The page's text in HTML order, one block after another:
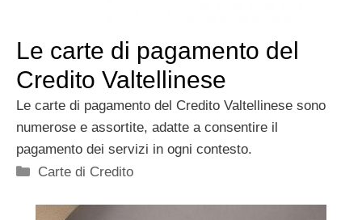
Le carte di pagamento del
Credito Valtellinese
Le carte di pagamento del Credito Valtellinese sono
numerose e assortite, adatte a consentire il
pagamento dei servizi in ogni contesto.
Categorie
Carte di Credito